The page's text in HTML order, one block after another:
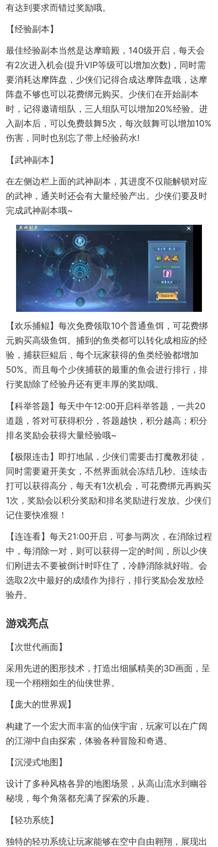
有达到要求而错过奖励哦。
【经验副本】
最佳经验副本当然是达摩暗殿，140级开启，每天会
有2次进入机会(提升VIP等级可以增加次数)，同时需
要消耗达摩阵盘，少侠们记得合成达摩阵盘哦，达摩
阵盘不够也可以花费绑元购买。少侠们在开始副本
时，记得邀请组队，三人组队可以增加20%经验。进
入副本后，可以免费鼓舞5次，每次鼓舞可以增加10%
伤害，同时也别忘了带上经验药水!
【武神副本】
在左侧边栏上面的武神副本，其进度不仅能解锁对应
的武神，通关时还会有大量经验产出。少侠们要及时
完成武神副本哦~
【欢乐捕鲲】每次免费领取10个普通鱼饵，可花费绑
元购买高级鱼饵。捕到的鱼类都可以转化成相应的经
验，捕获巨鲲后，每个玩家获得的鱼类经验都增加
50%。而且每个少侠捕获的最重的鱼会进行排行，排
行奖励除了经验丹还有更丰厚的奖励哦。
【科举答题】每天中午12:00开启科举答题，一共20
道题，答对可获得积分，答题越快，积分越高；积分
排名奖励会获得大量经验哦~
【极限连击】即打地鼠，少侠们需要击打魔教邪徒，
同时需要避开美女，不然界面就会冻结几秒。连续击
打可以获得高分，每天有1次机会，可花费绑元再购买
1次，奖励会以积分奖励和排名奖励进行发放。少侠们
记住要快准狠！
【连连看】每天21:00开启，可参与两次，在消除过程
中，每消除一对，则可以获得一定的时间，所以少侠
们刚进去不要被倒计时吓住了，冷静消除就好啦。会
选取2次中最好的成绩作为排行，排行奖励会发放经
验丹。
游戏亮点
【次世代画面】
采用先进的图形技术，打造出细腻精美的3D画面，呈
现一个栩栩如生的仙侠世界。
【庞大的世界观】
构建了一个宏大而丰富的仙侠宇宙，玩家可以在广阔
的江湖中自由探索，体验各种冒险和奇遇。
【沉浸式地图】
设计了多种风格各异的地图场景，从高山流水到幽谷
秘境，每个角落都充满了探索的乐趣。
【轻功系统】
独特的轻功系统让玩家能够在空中自由翱翔，展现出